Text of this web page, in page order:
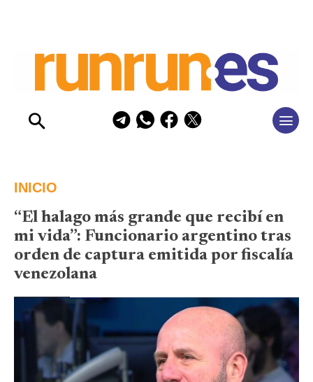
INICIO
“El halago más grande que recibí en
mi vida”: Funcionario argentino tras
orden de captura emitida por fiscalía
venezolana